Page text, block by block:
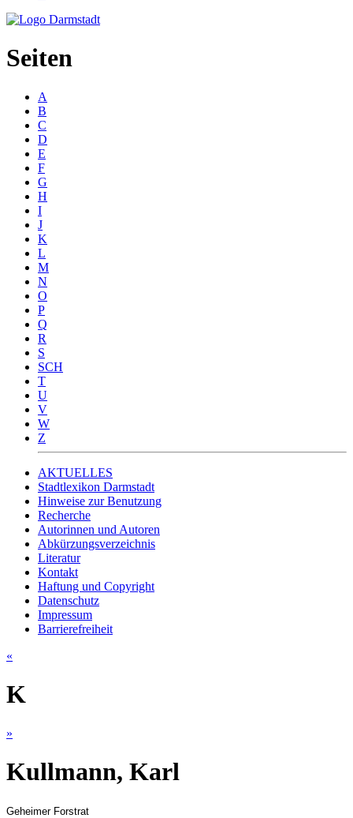
Seiten
A
B
C
D
E
F
G
H
I
J
K
L
M
N
O
P
Q
R
S
SCH
T
U
V
W
Z
AKTUELLES
Stadtlexikon Darmstadt
Hinweise zur Benutzung
Recherche
Autorinnen und Autoren
Abkürzungsverzeichnis
Literatur
Kontakt
Haftung und Copyright
Datenschutz
Impressum
Barrierefreiheit
«
K
»
Kullmann, Karl
Geheimer Forstrat